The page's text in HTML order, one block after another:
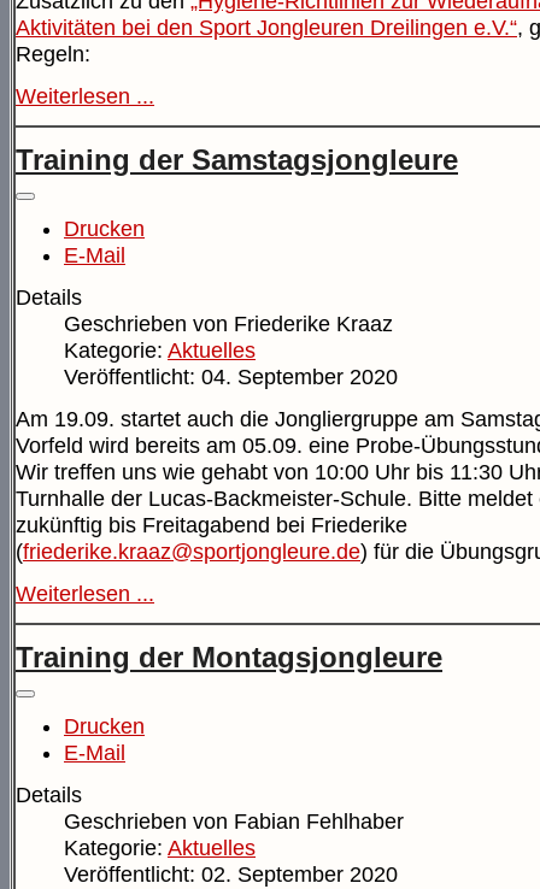
Aktivitäten bei den Sport Jongleuren Dreilingen e.V.“,
Regeln:
Weiterlesen ...
Training der Samstagsjongleure
Drucken
E-Mail
Details
Geschrieben von Friederike Kraaz
Kategorie: Aktuelles
Veröffentlicht: 04. September 2020
Am 19.09. startet auch die Jongliergruppe am
Vorfeld wird bereits am 05.09. eine Probe-
Wir treffen uns wie gehabt von 10:00 Uhr bis 11:30
Turnhalle der Lucas-Backmeister-Schule. Bitte meldet
zukünftig bis Freitagabend bei Friederike
(friederike.kraaz@sportjongleure.de) für die
Weiterlesen ...
Training der Montagsjongleure
Drucken
E-Mail
Details
Geschrieben von Fabian Fehlhaber
Kategorie: Aktuelles
Veröffentlicht: 02. September 2020